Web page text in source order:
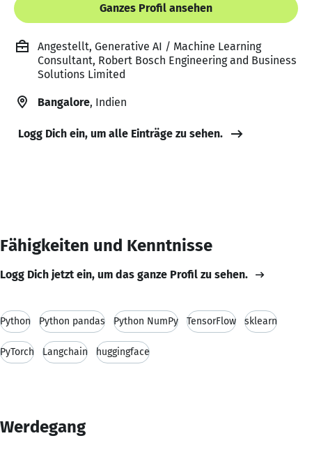
Ganzes Profil ansehen
Angestellt, Generative AI / Machine Learning
Consultant, Robert Bosch Engineering and Business
Solutions Limited
Bangalore, Indien
Logg Dich ein, um alle Einträge zu sehen.
Fähigkeiten und Kenntnisse
Logg Dich jetzt ein, um das ganze Profil zu sehen.
Python Python pandas Python NumPy TensorFlow sklearn
PyTorch Langchain huggingface
Werdegang